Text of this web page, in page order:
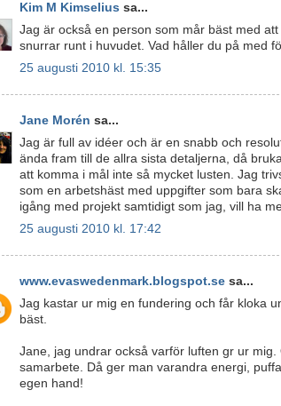
Kim M Kimselius sa...
Jag är också en person som mår bäst med
snurrar runt i huvudet. Vad håller du på med
25 augusti 2010 kl. 15:35
Jane Morén sa...
Jag är full av idéer och är en snabb och
ända fram till de allra sista detaljerna, då
att komma i mål inte så mycket lusten. Jag
som en arbetshäst med uppgifter som bara
igång med projekt samtidigt som jag, vill ha
25 augusti 2010 kl. 17:42
www.evaswedenmark.blogspot.se sa...
Jag kastar ur mig en fundering och får kloka
bäst.
Jane, jag undrar också varför luften gr ur
samarbete. Då ger man varandra energi,
egen hand!